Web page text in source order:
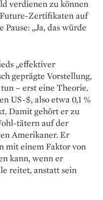
ver­dienen zu können
Zertifikaten auf
„Ja, das würde
„effektiver
geprägte Vorstellung,
– erst eine Theorie.
US-$, also etwa 0,1 %
Damit gehört er zu
tätern auf der
­Amerikaner. Er
mit einem Faktor von
kann, wenn er
reitet, anstatt sein